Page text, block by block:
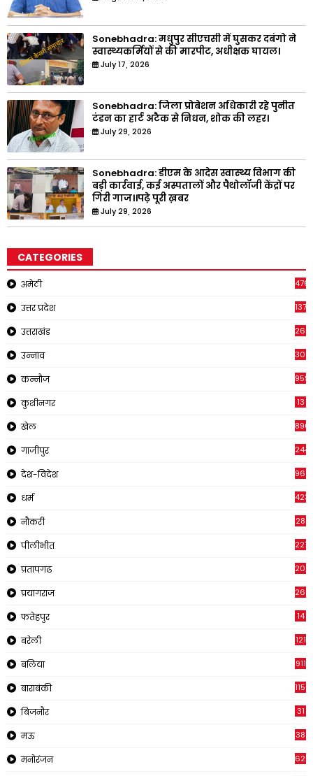
Sonebhadra: मधुपुर सीएचसी में घुसकर दबंगो ने
स्वास्थ्यकर्मियों से की मारपीट, अधीक्षक घायल।
July 17, 2026
Sonebhadra: जिला प्रोबेशन अधिकारी रहे पुनीत
टंडन का हार्ट अटैक से निधन, शोक की लहर।
July 29, 2026
Sonebhadra: डीएम के आदेस स्वास्थ्य विभाग की
बड़ी कार्रवाई, कई अस्पतालों और पैथोलॉजी केंद्रों पर
गिरी गाज।।पढ़े पूरी ख़बर
July 29, 2026
CATEGORIES
अमेठी
उत्तर प्रदेश 1378
उत्तराखंड
उन्नाव 308
कन्नौज 959
कुशीनगर 13
खेल 896
गाजीपुर 244
देश-विदेश 961
धर्म 423
नौकरी 28
पीलीभीत 2218
प्रतापगढ
प्रयागराज 269
फतेहपुर 14
बरेली 121
बलिया 911
बाराबंकी 1150
बिजनौर 31
मऊ 38
मनोरंजन 620